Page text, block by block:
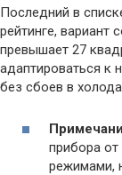
Последний в
рейтинге, вариант
превышает 27
адаптироваться к
без сбоев в
прибора от
режимами,